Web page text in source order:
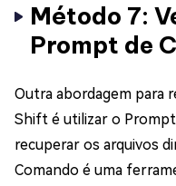
Método 7:
Prompt de
Outra abordagem para
Shift é utilizar o Prompt
recuperar os arquivos
Comando é uma